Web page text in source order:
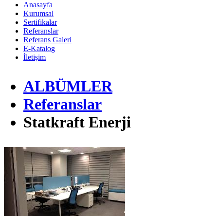
Anasayfa
Kurumsal
Sertifikalar
Referanslar
Referans Galeri
E-Katalog
İletişim
ALBÜMLER
Referanslar
Statkraft Enerji